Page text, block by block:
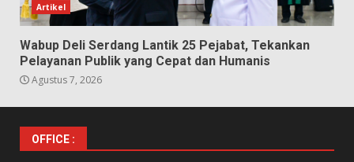
Artikel
Wabup Deli Serdang Lantik 25 Pejabat, Tekankan
Pelayanan Publik yang Cepat dan Humanis
Agustus 7, 2026
OFFICE :